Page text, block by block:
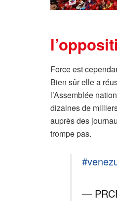
Force est
Bien sûr elle a
l’Assemblée
dizaines de
auprès des
trompe pas.
—